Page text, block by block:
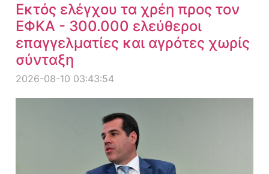
Εκτός ελέγχου τα χρέη προς τον
ΕΦΚΑ - 300.000 ελεύθεροι
επαγγελματίες και αγρότες χωρίς
σύνταξη
2026-08-10 03:43:54